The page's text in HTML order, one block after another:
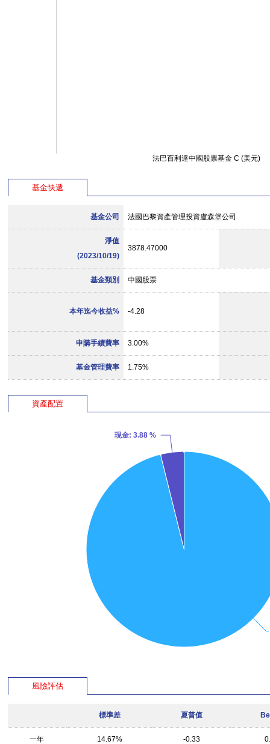
法巴百利達中國股票基金 C (美元)
基金快遞
基金公司 法國巴黎資產管理投資盧森堡公司
淨值
(2023/10/19)
3878.47000
基金類別 中國股票
本年迄今收益% -4.28
申購手續費率 3.00%
基金管理費率 1.75%
資產配置
現金: 3.88 %
風險評估
標準差 夏普值
一年 14.67% -0.33